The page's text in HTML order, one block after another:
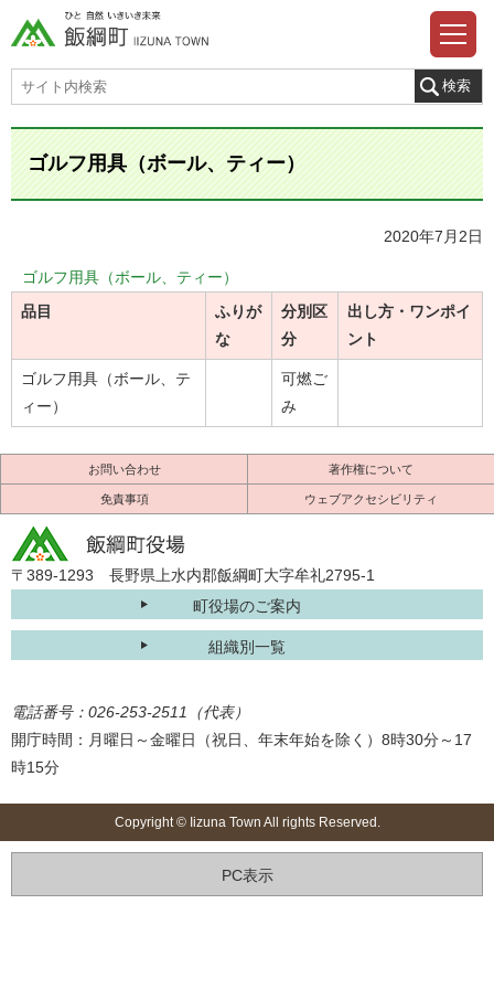
ゴルフ用具（ボール、ティー）
2020年7月2日
ゴルフ用具（ボール、ティー）
品目
ふりが
な
分別区
分
出し方・ワンポイ
ント
ゴルフ用具（ボール、テ
ィー）
可燃ご
み
お問い合わせ 著作権について
免責事項 ウェブアクセシビリティ
〒389-1293 長野県上水内郡飯綱町大字牟礼2795-1
町役場のご案内
組織別一覧
電話番号：026-253-2511（代表）
開庁時間：月曜日～金曜日（祝日、年末年始を除く）8時30分～17
時15分
Copyright © Iizuna Town All rights Reserved.
PC表示